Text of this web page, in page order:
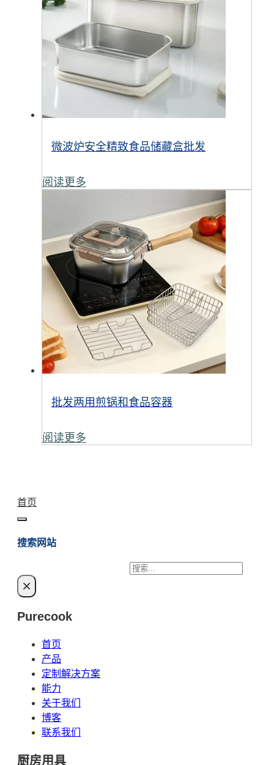
微波炉安全精致食品储藏盒批发
阅读更多
批发两用煎锅和食品容器
阅读更多
首页
搜索网站
搜
×
Purecook
首页
产品
定制解决方案
能力
关于我们
博客
联系我们
厨房用具